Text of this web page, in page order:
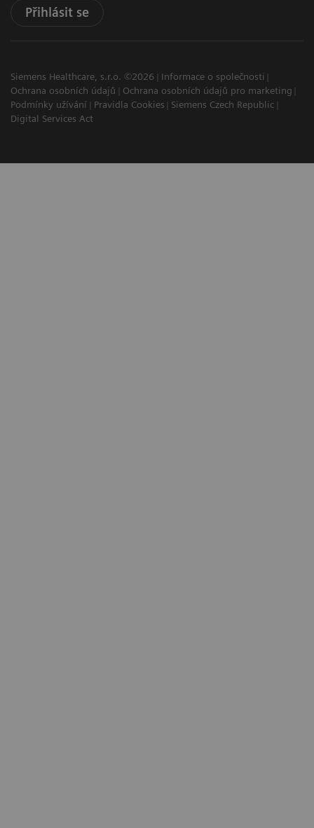
Přihlásit se
Siemens Healthcare, s.r.o. ©2026
Informace o společnosti
Ochrana osobních údajů
Ochrana osobních údajů pro marketing
Podmínky užívání
Pravidla Cookies
Siemens Czech Republic
Digital Services Act